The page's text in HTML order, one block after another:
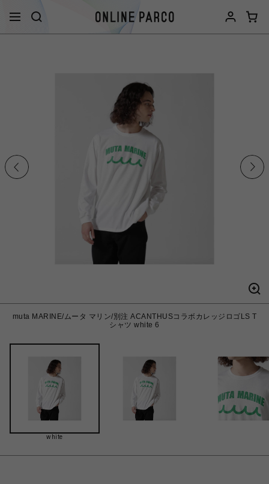
muta MARINE/ムータ マリン/別注 ACANTHUSコラボカレッジロゴLS T
シャツ white 6
white